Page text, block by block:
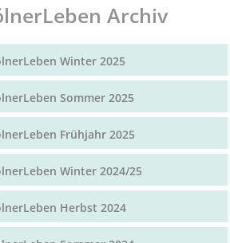
Archiv
Winter 2025
Sommer 2025
Frühjahr 2025
Winter 2024/25
Herbst 2024